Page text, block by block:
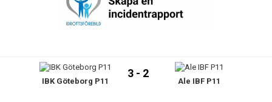
IBK Göteborg P11
3 - 2
Ale IBF P11